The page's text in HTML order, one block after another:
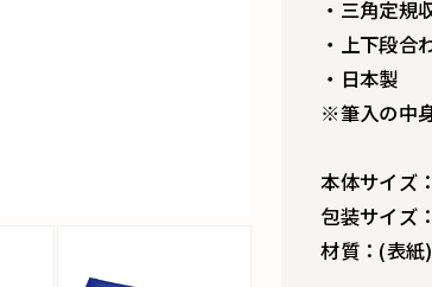
・三角定規
・上下段合
・日本製
※筆入の中
本体サイズ
包装サイズ
材質：(表